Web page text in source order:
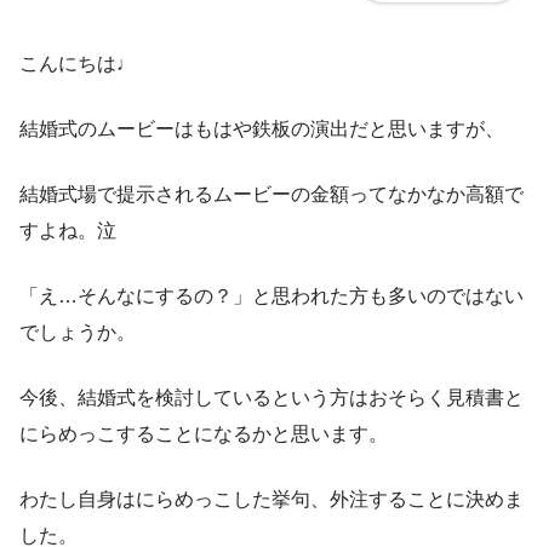
こんにちは♩
結婚式のムービーはもはや鉄板の演出だと思いますが、
結婚式場で提示されるムービーの金額ってなかなか高額で
すよね。泣
「え…そんなにするの？」と思われた方も多いのではない
でしょうか。
今後、結婚式を検討しているという方はおそらく見積書と
にらめっこすることになるかと思います。
わたし自身はにらめっこした挙句、外注することに決めま
した。